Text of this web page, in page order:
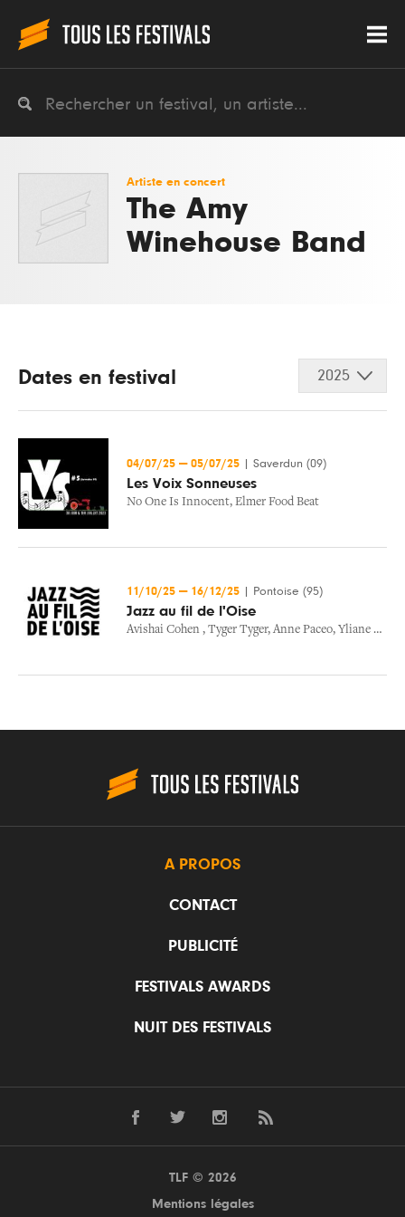
Artiste en concert
The Amy
Winehouse Band
Dates en festival 2025
04/07/25 — 05/07/25 Saverdun (09)
Les Voix Sonneuses
No One Is Innocent, Elmer Food Beat
11/10/25 — 16/12/25 Pontoise (95)
Jazz au fil de l'Oise
Avishai Cohen , Tyger Tyger, Anne Paceo, Yliane Canivarez
A PROPOS
CONTACT
PUBLICITÉ
FESTIVALS AWARDS
NUIT DES FESTIVALS
TLF © 2026
Mentions légales